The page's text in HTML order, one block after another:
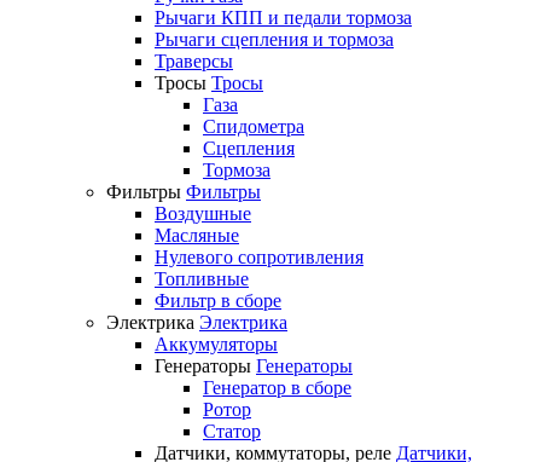
Рычаги КПП и педали тормоза
Рычаги сцепления и тормоза
Траверсы
Тросы Тросы
Газа
Спидометра
Сцепления
Тормоза
Фильтры Фильтры
Воздушные
Масляные
Нулевого сопротивления
Топливные
Фильтр в сборе
Электрика Электрика
Аккумуляторы
Генераторы Генераторы
Генератор в сборе
Ротор
Статор
Датчики, коммутаторы, реле Датчики,